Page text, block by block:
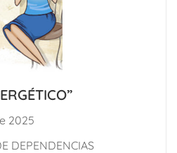
2025
DEPENDENCIAS